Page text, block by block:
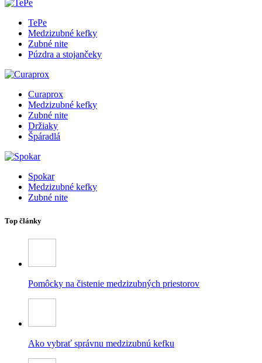
TePe
Medzizubné kefky
Zubné nite
Púzdra a stojančeky
Curaprox
Medzizubné kefky
Zubné nite
Držiaky
Špáradlá
Spokar
Medzizubné kefky
Zubné nite
Top články
Pomôcky na čistenie medzizubných priestorov
Ako vybrať správnu medzizubnú kefku